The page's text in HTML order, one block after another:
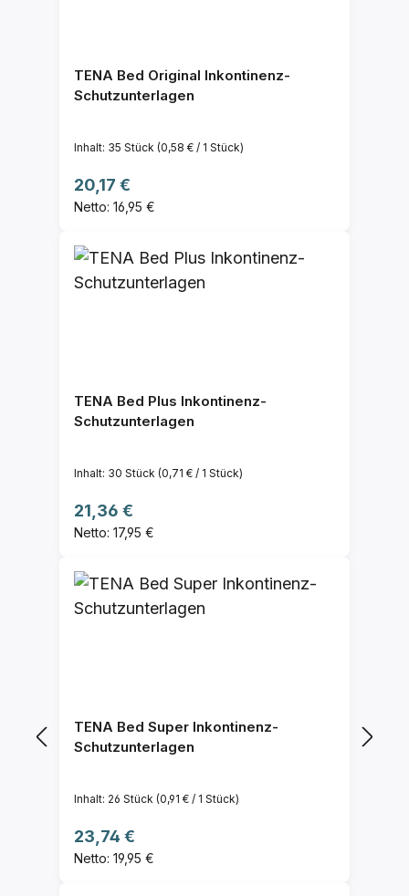
TENA Bed Original Inkontinenz-
Schutzunterlagen
Inhalt: 35 Stück (0,58 € / 1 Stück)
Regulärer Preis:
20,17 €
Netto: 16,95 €
TENA Bed Plus Inkontinenz-
Schutzunterlagen
Inhalt: 30 Stück (0,71 € / 1 Stück)
Regulärer Preis:
21,36 €
Netto: 17,95 €
TENA Bed Super Inkontinenz-
Schutzunterlagen
Inhalt: 26 Stück (0,91 € / 1 Stück)
Regulärer Preis:
23,74 €
Netto: 19,95 €